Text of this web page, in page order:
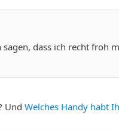
dass ich recht froh
Und Welches Handy habt